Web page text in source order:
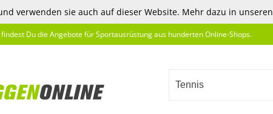
verwenden sie auch auf dieser Website. Mehr dazu in unseren
Du die Angebote für Sportausrüstung aus hunderten Online-Shops.
Tennis